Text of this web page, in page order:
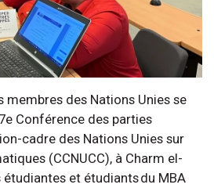
membres des Nations Unies se
Conférence des parties
cadre des Nations Unies sur
(CCNUCC), à Charm el-
étudiantes et étudiants du MBA